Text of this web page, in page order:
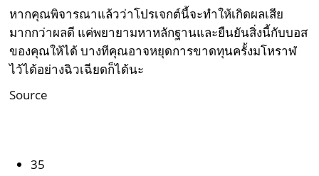
หากคุณพิจารณาแล้วว่าโปรเจกต์นี้จะทำให้เกิดผลเสีย
มากกว่าผลดี แค่พยายามหาหลักฐานและยืนยันสิ่งนี้กับบอส
ของคุณให้ได้ บางทีคุณอาจหยุดการขาดทุนครั้งมโหราฬ
ไว้ได้อย่างฉิวเฉียดก็ได้นะ
Source
35